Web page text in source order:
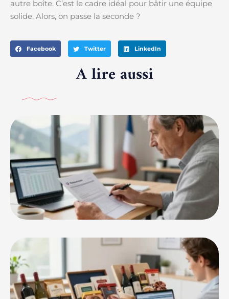
autre boîte. C’est le cadre idéal pour bâtir une équipe
solide. Alors, on passe la seconde ?
Facebook Twitter LinkedIn
A lire aussi